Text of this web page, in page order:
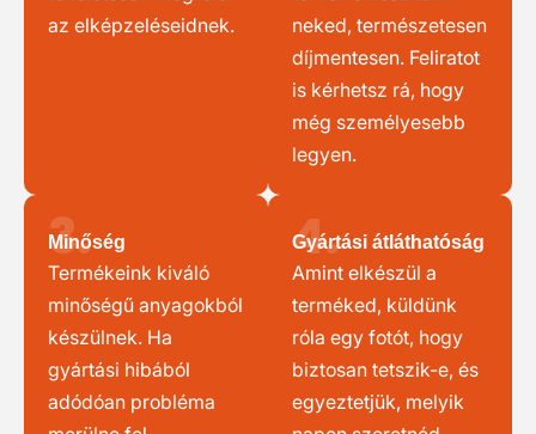
az elképzeléseidnek.
neked, természetesen
díjmentesen. Feliratot
is kérhetsz rá, hogy
még személyesebb
legyen.
3.
Minőség
Termékeink kiváló
minőségű anyagokból
készülnek. Ha
gyártási hibából
adódóan probléma
4.
Gyártási átláthatóság
Amint elkészül a
terméked, küldünk
róla egy fotót, hogy
biztosan tetszik-e, és
egyeztetjük, melyik